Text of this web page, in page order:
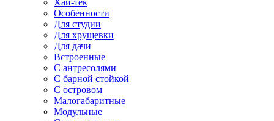
Хай-тек
Особенности
Для студии
Для хрущевки
Для дачи
Встроенные
С антресолями
С барной стойкой
С островом
Малогабаритные
Модульные